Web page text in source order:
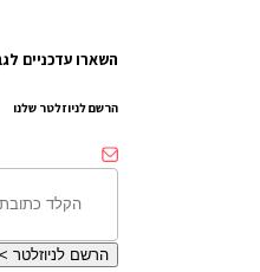
השארו עדכניים
הרשם לניוזלטר שלנו
הרשם לניוזלטר >